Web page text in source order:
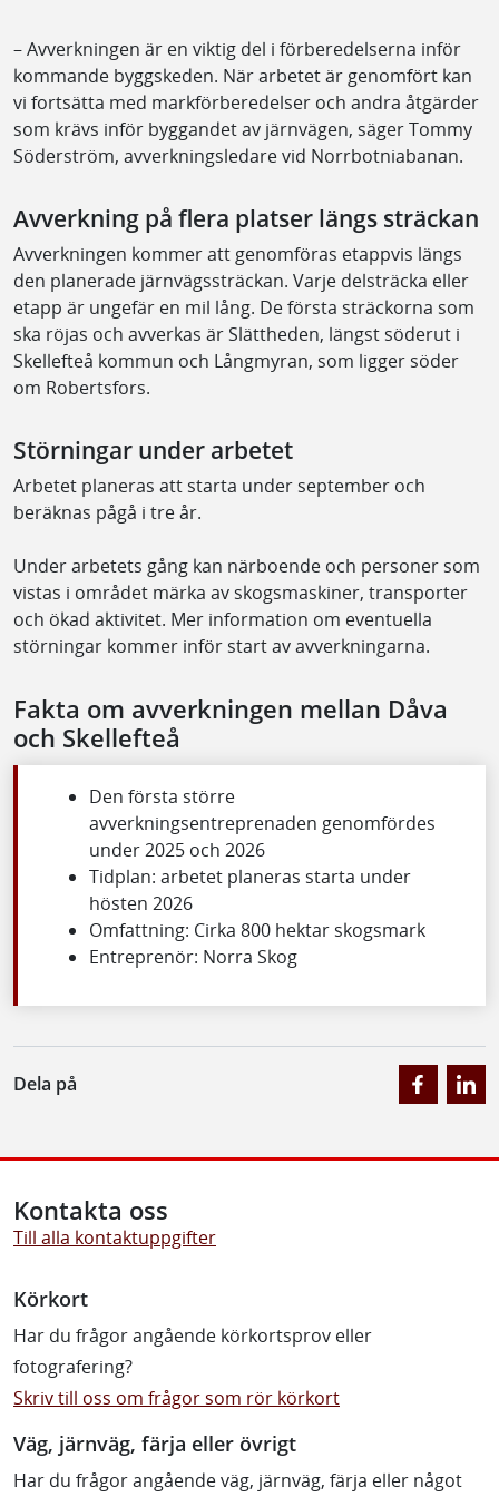
– Avverkningen är en viktig del i förberedelserna inför
kommande byggskeden. När arbetet är genomfört kan
vi fortsätta med markförberedelser och andra åtgärder
som krävs inför byggandet av järnvägen, säger Tommy
Söderström, avverkningsledare vid Norrbotniabanan.
Avverkning på flera platser längs sträckan
Avverkningen kommer att genomföras etappvis längs
den planerade järnvägssträckan. Varje delsträcka eller
etapp är ungefär en mil lång. De första sträckorna som
ska röjas och avverkas är Slättheden, längst söderut i
Skellefteå kommun och Långmyran, som ligger söder
om Robertsfors.
Störningar under arbetet
Arbetet planeras att starta under september och
beräknas pågå i tre år.
Under arbetets gång kan närboende och personer som
vistas i området märka av skogsmaskiner, transporter
och ökad aktivitet. Mer information om eventuella
störningar kommer inför start av avverkningarna.
Fakta om avverkningen mellan Dåva
och Skellefteå
Den första större
avverkningsentreprenaden genomfördes
under 2025 och 2026
Tidplan: arbetet planeras starta under
hösten 2026
Omfattning: Cirka 800 hektar skogsmark
Entreprenör: Norra Skog
Dela på
Kontakta oss
Till alla kontaktuppgifter
Körkort
Har du frågor angående körkortsprov eller
fotografering?
Skriv till oss om frågor som rör körkort
Väg, järnväg, färja eller övrigt
Har du frågor angående väg, järnväg, färja eller något